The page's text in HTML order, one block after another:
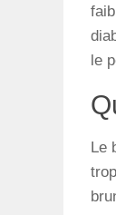
le
Le